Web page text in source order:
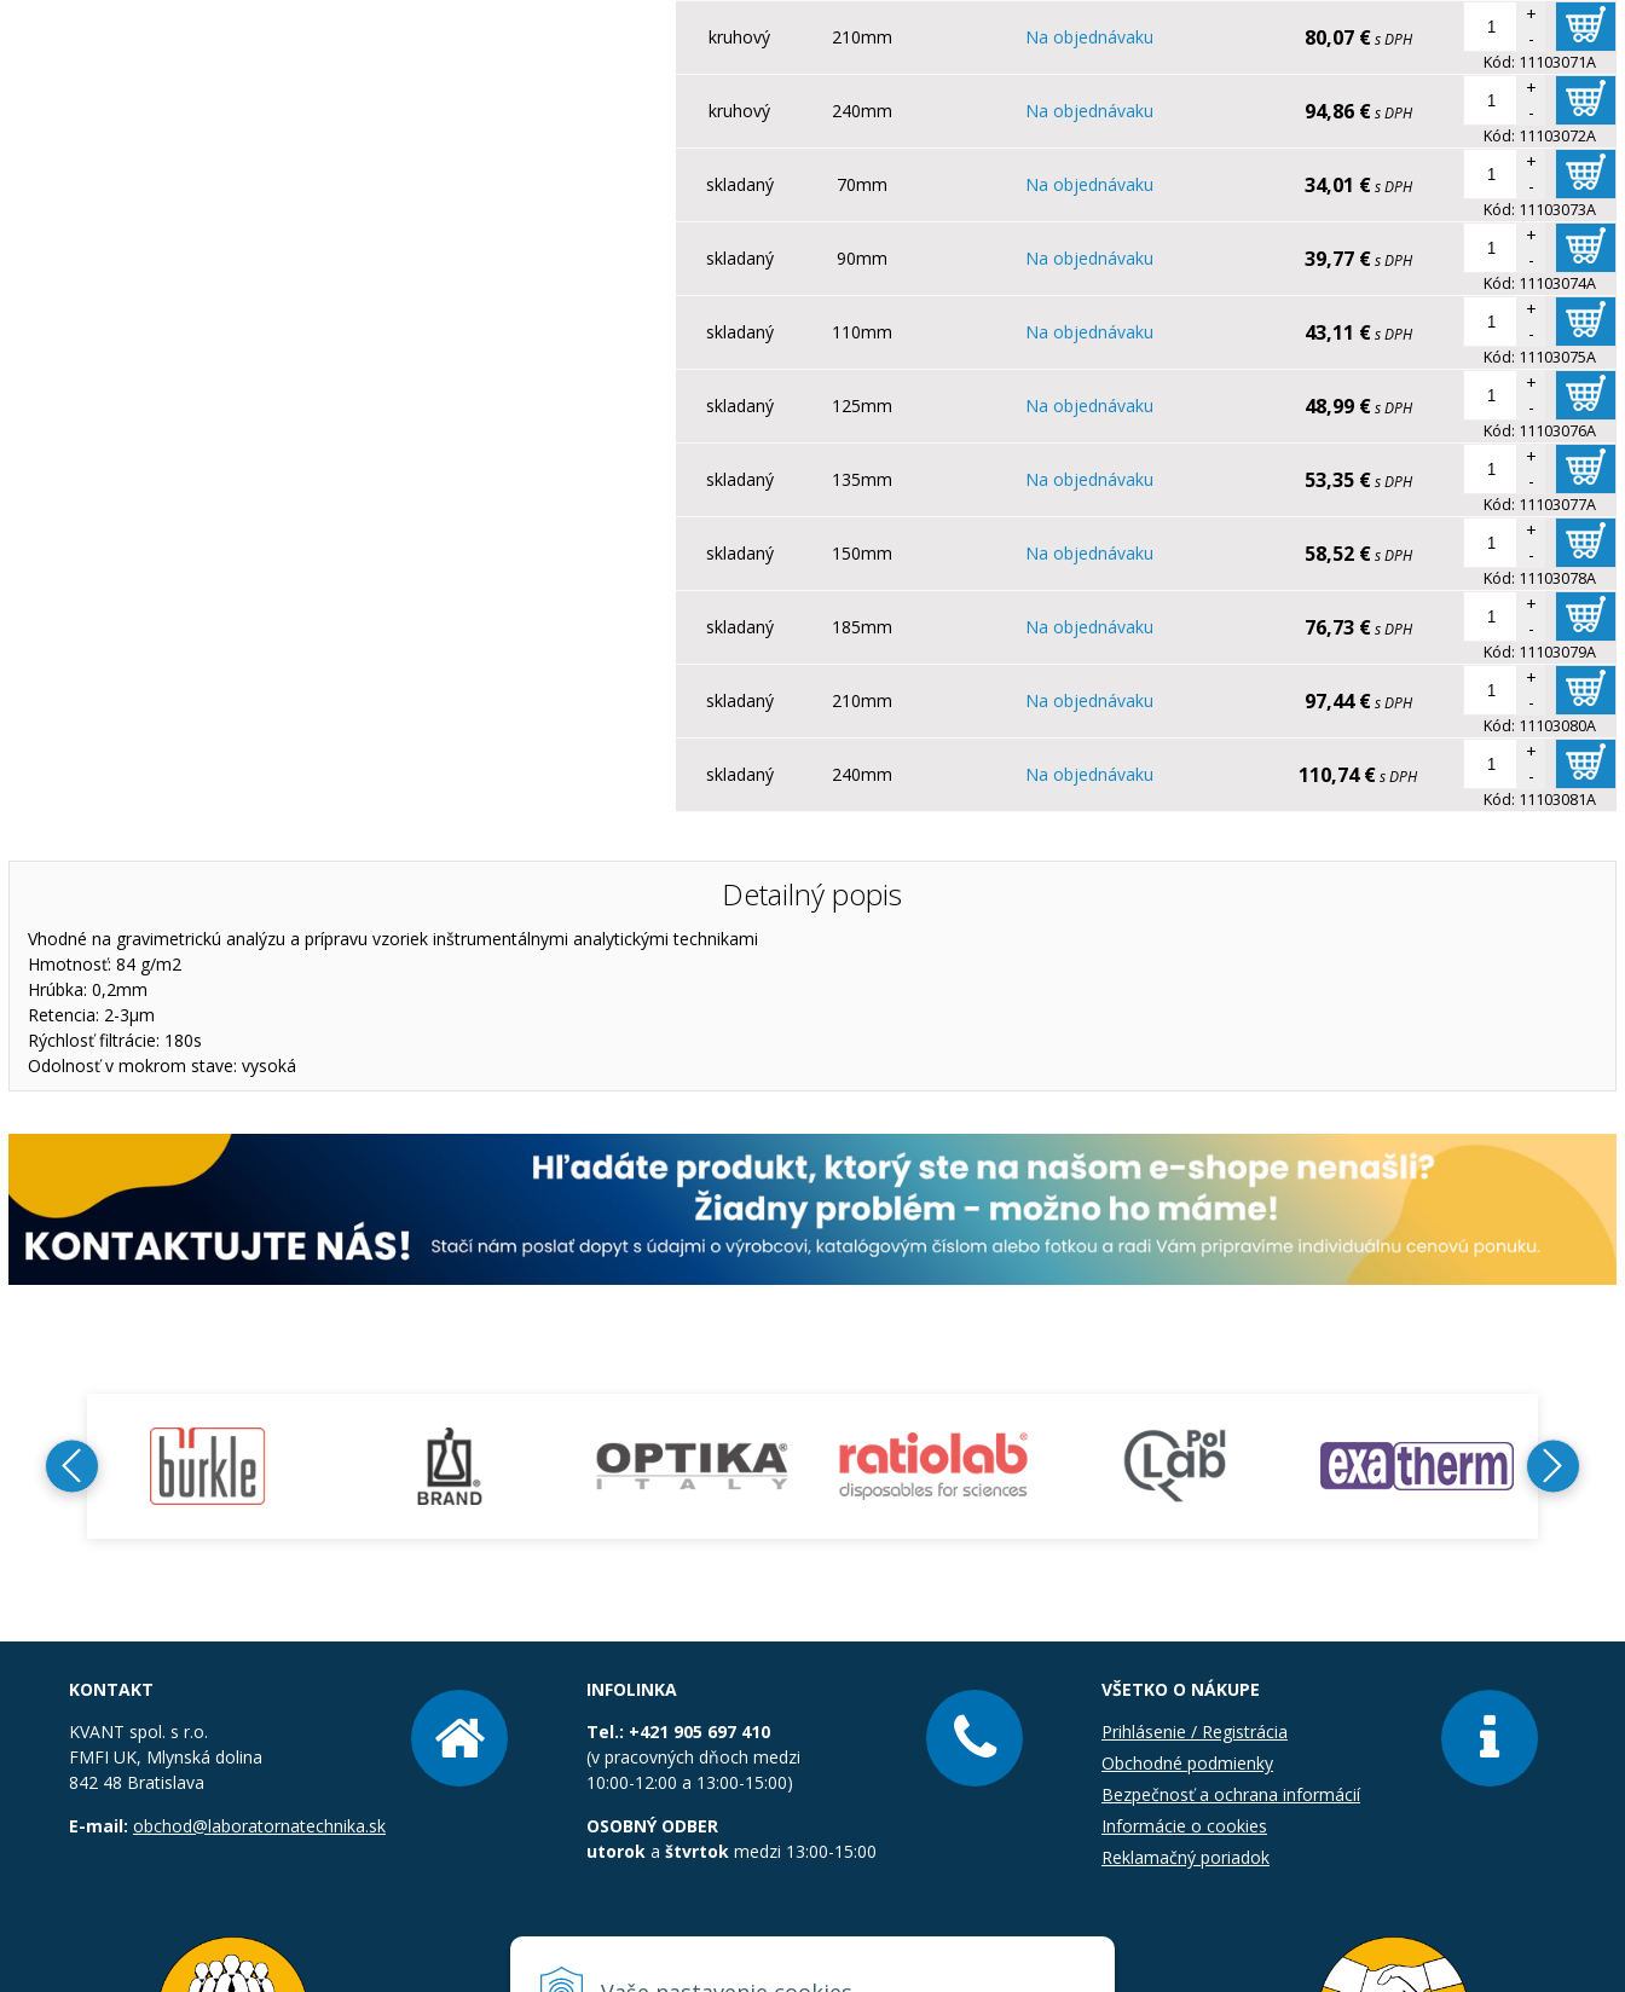
kruhový 210mm Na objednávaku 80,07 € s DPH
+
-
Kód: 11103071A
kruhový 240mm Na objednávaku 94,86 € s DPH
+
-
Kód: 11103072A
skladaný 70mm Na objednávaku 34,01 € s DPH
+
-
Kód: 11103073A
skladaný 90mm Na objednávaku 39,77 € s DPH
+
-
Kód: 11103074A
skladaný 110mm Na objednávaku 43,11 € s DPH
+
-
Kód: 11103075A
skladaný 125mm Na objednávaku 48,99 € s DPH
+
-
Kód: 11103076A
skladaný 135mm Na objednávaku 53,35 € s DPH
+
-
Kód: 11103077A
skladaný 150mm Na objednávaku 58,52 € s DPH
+
-
Kód: 11103078A
skladaný 185mm Na objednávaku 76,73 € s DPH
+
-
Kód: 11103079A
skladaný 210mm Na objednávaku 97,44 € s DPH
+
-
Kód: 11103080A
skladaný 240mm Na objednávaku 110,74 €s DPH
+
-
Kód: 11103081A
Detailný popis
Vhodné na gravimetrickú analýzu a prípravu vzoriek inštrumentálnymi analytickými technikami
Hmotnosť: 84 g/m2
Hrúbka: 0,2mm
Retencia: 2-3µm
Rýchlosť filtrácie: 180s
Odolnosť v mokrom stave: vysoká
KONTAKT
KVANT spol. s r.o.
FMFI UK, Mlynská dolina
842 48 Bratislava
E-mail: obchod@laboratornatechnika.sk
INFOLINKA
Tel.: +421 905 697 410
(v pracovných dňoch medzi
10:00-12:00 a 13:00-15:00)
OSOBNÝ ODBER
utorok a štvrtok medzi 13:00-15:00
VŠETKO O NÁKUPE
Prihlásenie / Registrácia
Obchodné podmienky
Bezpečnosť a ochrana informácií
Informácie o cookies
Reklamačný poriadok